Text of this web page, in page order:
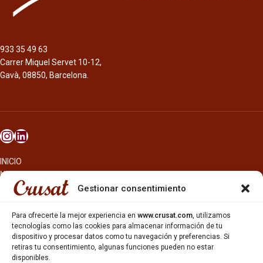
Gestionar consentimiento
Para ofrecerte la mejor experiencia en www.crusat.com, utilizamos
tecnologías como las cookies para almacenar información de tu
dispositivo y procesar datos como tu navegación y preferencias. Si
retiras tu consentimiento, algunas funciones pueden no estar
disponibles.
933 35 49 63
Carrer Miquel Servet 10-12,
Gavà, 08850, Barcelona.
INICIO
NOSOTROS
CERVEZAS
OTROS PRODUCTOS
REPARTO EN BARCELONA
HOSTELERÍA Y PEQUEÑA ALIMENTACIÓN
CARTAS DE CERVEZAS Y VINO